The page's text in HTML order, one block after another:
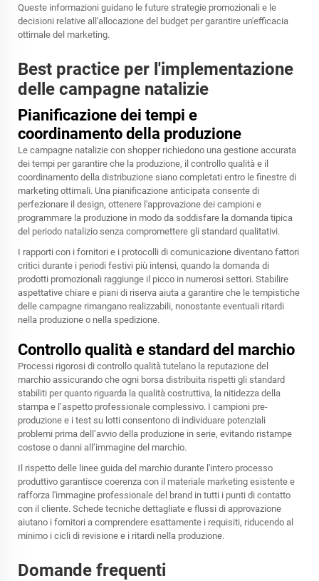
Queste informazioni guidano le future strategie promozionali e le
decisioni relative all'allocazione del budget per garantire un'efficacia
ottimale del marketing.
Best practice per l'implementazione
delle campagne natalizie
Pianificazione dei tempi e
coordinamento della produzione
Le campagne natalizie con shopper richiedono una gestione accurata
dei tempi per garantire che la produzione, il controllo qualità e il
coordinamento della distribuzione siano completati entro le finestre di
marketing ottimali. Una pianificazione anticipata consente di
perfezionare il design, ottenere l'approvazione dei campioni e
programmare la produzione in modo da soddisfare la domanda tipica
del periodo natalizio senza compromettere gli standard qualitativi.
I rapporti con i fornitori e i protocolli di comunicazione diventano fattori
critici durante i periodi festivi più intensi, quando la domanda di
prodotti promozionali raggiunge il picco in numerosi settori. Stabilire
aspettative chiare e piani di riserva aiuta a garantire che le tempistiche
delle campagne rimangano realizzabili, nonostante eventuali ritardi
nella produzione o nella spedizione.
Controllo qualità e standard del marchio
Processi rigorosi di controllo qualità tutelano la reputazione del
marchio assicurando che ogni borsa distribuita rispetti gli standard
stabiliti per quanto riguarda la qualità costruttiva, la nitidezza della
stampa e l’aspetto professionale complessivo. I campioni pre-
produzione e i test su lotti consentono di individuare potenziali
problemi prima dell’avvio della produzione in serie, evitando ristampe
costose o danni all’immagine del marchio.
Il rispetto delle linee guida del marchio durante l'intero processo
produttivo garantisce coerenza con il materiale marketing esistente e
rafforza l'immagine professionale del brand in tutti i punti di contatto
con il cliente. Schede tecniche dettagliate e flussi di approvazione
aiutano i fornitori a comprendere esattamente i requisiti, riducendo al
minimo i cicli di revisione e i ritardi nella produzione.
Domande frequenti